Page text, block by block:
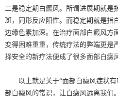
二是稳定期白癜风。所谓进展期就是
斑，同形反应阳性。而稳定期就是指
边缘色素加深。在治疗面部白癜风方
变得困难重重，传统疗法的弊端更是
择安全的新疗法便成了很多面部白癜
以上就是关于“面部白癜风症状有
部白癜风的常识，让白癜风远离我们